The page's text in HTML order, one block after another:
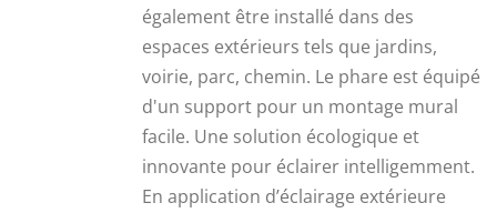
également être installé dans des
espaces extérieurs tels que jardins,
voirie, parc, chemin. Le phare est équipé
d'un support pour un montage mural
facile. Une solution écologique et
innovante pour éclairer intelligemment.
En application d’éclairage extérieure